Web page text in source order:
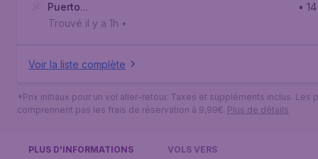
Puerto
Princesa , Aéroport international de Puerto Princesa
•
Trouvé il y a 1h •
Voir la liste complète
*Prix initiaux pour un vol aller-retour. Taxes et suppléments inclus. Les
comprennent pas les frais de réservation à 9,99€. Plus de détails
PLUS D'INFORMATIONS VOLS VERS